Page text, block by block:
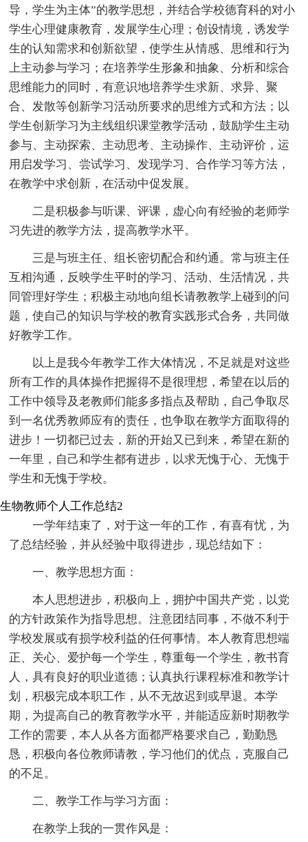
导，学生为主体”的教学思想，并结合学校德育科的对小
学生心理健康教育，发展学生心理；创设情境，诱发学
生的认知需求和创新欲望，使学生从情感、思维和行为
上主动参与学习；在培养学生形象和抽象、分析和综合
思维能力的同时，有意识地培养学生求新、求异、聚
合、发散等创新学习活动所要求的思维方式和方法；以
学生创新学习为主线组织课堂教学活动，鼓励学生主动
参与、主动探索、主动思考、主动操作、主动评价，运
用启发学习、尝试学习、发现学习、合作学习等方法，
在教学中求创新，在活动中促发展。
二是积极参与听课、评课，虚心向有经验的老师学
习先进的教学方法，提高教学水平。
三是与班主任、组长密切配合和约通。常与班主任
互相沟通，反映学生平时的学习、活动、生活情况，共
同管理好学生；积极主动地向组长请教教学上碰到的问
题，使自己的知识与学校的教育实践形式合务，共同做
好教学工作。
以上是我今年教学工作大体情况，不足就是对这些
所有工作的具体操作把握得不是很理想，希望在以后的
工作中领导及老教师们能多多指点及帮助，自己争取尽
到一名优秀教师应有的责任，也争取在教学方面取得的
进步！一切都已过去，新的开始又已到来，希望在新的
一年里，自己和学生都有进步，以求无愧于心、无愧于
学生和无愧于学校。
生物教师个人工作总结2
一学年结束了，对于这一年的工作，有喜有忧，为
了总结经验，并从经验中取得进步，现总结如下：
一、教学思想方面：
本人思想进步，积极向上，拥护中国共产党，以党
的方针政策作为指导思想。注意团结同事，不做不利于
学校发展或有损学校利益的任何事情。本人教育思想端
正、关心、爱护每一个学生，尊重每一个学生，教书育
人，具有良好的职业道德；认真执行课程标准和教学计
划，积极完成本职工作，从不无故迟到或早退。本学
期，为提高自己的教育教学水平，并能适应新时期教学
工作的需要，本人从各方面都严格要求自己，勤勤恳
恳，积极向各位教师请教，学习他们的优点，克服自己
的不足。
二、教学工作与学习方面：
在教学上我的一贯作风是：